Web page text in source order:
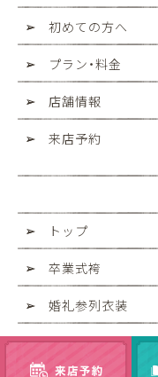
初めての方へ
プラン・料金
店舗情報
来店予約
トップ
卒業式袴
婚礼参列衣装
写真スタジオ